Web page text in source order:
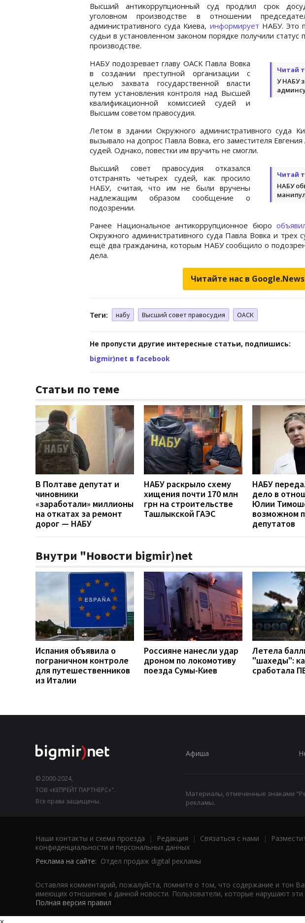
Высший антикоррупционный суд продлил срок
уголовном производстве в отношении
административного суда Киева, информирует НАБУ. Это
судьи в установленном законом порядке получили
производстве.
Читай
У НАБУ
НАБУ подозревает главу ОАСК Павла Вовка
в создании преступной организации с
целью захвата государственной власти
путем установления контроля над Высшей
квалификационной комиссией судей и
Высшим советом правосудия.
Летом в здании Окружного административного суда
вызывало на допрос Павла Вовка, его заместителя
судей. Однако, повестки им вручить не смогли.
Читай
НАБУ
Высший совет правосудия отказался
отстранять четырех судей, как просило
НАБУ, считая, что им не были вручены
надлежащим образом сообщение о
подозрении.
Ранее Национальное антикоррупционное бюро
Окружного административного суда Павла Вовка и трех
ещё два гражданина, которым НАБУ сообщило о
дела.
Читайте нас в Google.News
Теги: набу Высший совет правосудия ОАСК
Не пропусти другие интересные статьи, подпишись:
bigmir)net в facebook
Статьи по теме
В Полтаве депутат и
чиновники
«заработали» миллионы
на откатах за ремонт
дорог — НАБУ
НАБУ раскрыло схему
хищения почти 170 млн
грн на строительстве
Ташлыкской ГАЭС
НАБУ
дело в
Юлии
возможном
депутатов
Внутри "Новости bigmir)net
Испания объявила о
пограничном контроле
для путешественников
из Италии
Россияне нанесли удар
дроном по локомотиву
поезда Сумы-Киев
Летела
"шахеды":
сработала
© 2000-2024,
ТОВ «КЕПРЕЙТ ПАРТНЕРС»".
Все права защищены.
Афиша
Материалы, отмеченные знаками
рекламы.
Наши контакты и схема проезда | Редакция | Связаться с нами |
конфиденциальности и персональных данных
Реклама на сайте: Отдел продаж digital рекламы
Оставляя комментарий, пожалуйста, помните о том, что содержание и тон
имеющих отношение к данной новости. Пользователи, которые нарушают эти
Полная версия правил
x